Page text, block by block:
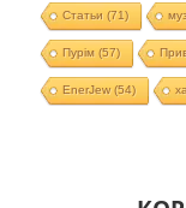
Статьи (71)
Пурім (57)
EnerJew(54)